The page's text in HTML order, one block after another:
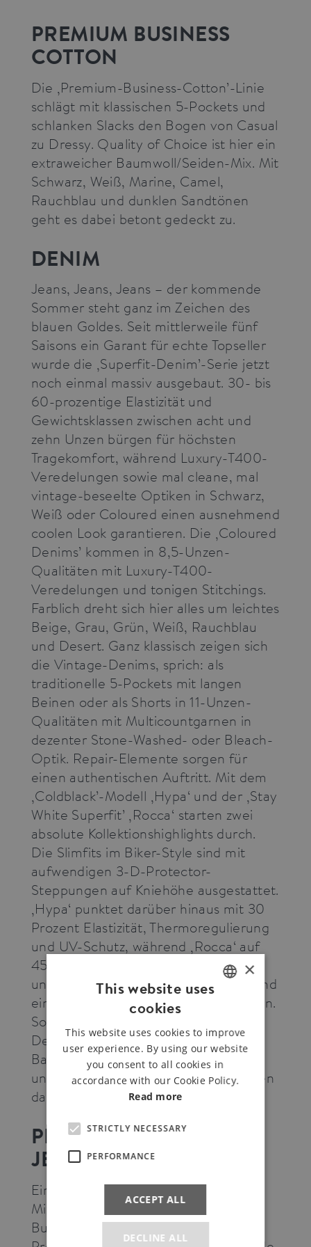
PREMIUM BUSINESS
COTTON
Die ‚Premium-Business-Cotton’-Linie
schlägt mit klassischen 5-Pockets und
schlanken Slacks den Bogen von Casual
zu Dressy. Quality of Choice ist hier ein
extraweicher Baumwoll/Seiden-Mix. Mit
Schwarz, Weiß, Marine, Camel,
Rauchblau und dunklen Sandtönen
geht es dabei betont gedeckt zu.
DENIM
Jeans, Jeans, Jeans – der kommende
Sommer steht ganz im Zeichen des
blauen Goldes. Seit mittlerweile fünf
Saisons ein Garant für echte Topseller
wurde die ‚Superfit-Denim’-Serie jetzt
noch einmal massiv ausgebaut. 30- bis
60-prozentige Elastizität und
Gewichtsklassen zwischen acht und
zehn Unzen bürgen für höchsten
Tragekomfort, während Luxury-T400-
Veredelungen sowie mal cleane, mal
vintage-beseelte Optiken in Schwarz,
Weiß oder Coloured einen ausnehmend
coolen Look garantieren. Die ‚Coloured
Denims’ kommen in 8,5-Unzen-
Qualitäten mit Luxury-T400-
Veredelungen und tonigen Stitchings.
Farblich dreht sich hier alles um leichtes
Beige, Grau, Grün, Weiß, Rauchblau
und Desert. Ganz klassisch zeigen sich
die Vintage-Denims, sprich: als
traditionelle 5-Pockets mit langen
Beinen oder als Shorts in 11-Unzen-
Qualitäten mit Multicountgarnen in
dezenter Stone-Washed- oder Bleach-
Optik. Repair-Elemente sorgen für
einen authentischen Auftritt. Mit dem
‚Coldblack’-Modell ‚Hypa‘ und der ‚Stay
White Superfit’ ‚Rocca‘ starten zwei
absolute Kollektionshighlights durch.
Die Slimfits im Biker-Style sind mit
aufwendigen 3-D-Protector-
Steppungen auf Kniehöhe ausgestattet.
‚Hypa‘ punktet darüber hinaus mit 30
Prozent Elastizität, Thermoregulierung
und UV-Schutz, während ‚Rocca‘ auf
45 Prozent Elastizität, eine schmutz-
und wasserabweisende Oberfläche und
eine T400-Veredelung verweisen kann.
Sommerlich leichte 6-Unzen-Light-
Denims sowie 6,5-Unzen-
Baumwoll/Leinen-Artikel in
unterschiedlichen Waschungen runden
das Sortiment ab.
PREMIUM BUSINESS
JEANS
Einmal Jeans in besonders edel, bitte.
Mit den fünf Modellen des ‚Premium
Business Jeans‘-Programms kein
GERMAN
×
This website uses
cookies
This website uses cookies to improve
user experience. By using our website
you consent to all cookies in
accordance with our Cookie Policy.
Read more
STRICTLY NECESSARY
PERFORMANCE
ACCEPT ALL
DECLINE ALL